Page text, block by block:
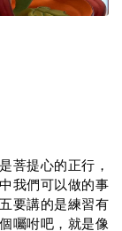
菩提心的正行，
我們可以做的事
要講的是練習有
囑咐吧，就是像